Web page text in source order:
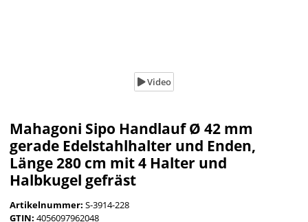
Video
Mahagoni Sipo Handlauf Ø 42 mm
gerade Edelstahlhalter und Enden,
Länge 280 cm mit 4 Halter und
Halbkugel gefräst
Artikelnummer: S-3914-228
GTIN: 4056097962048